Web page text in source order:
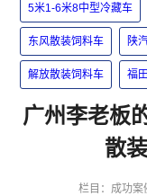
5米1-6米8中型冷藏车
东风散装饲料车 陕
解放散装饲料车 福
广州李老板
散
栏目： 成功案